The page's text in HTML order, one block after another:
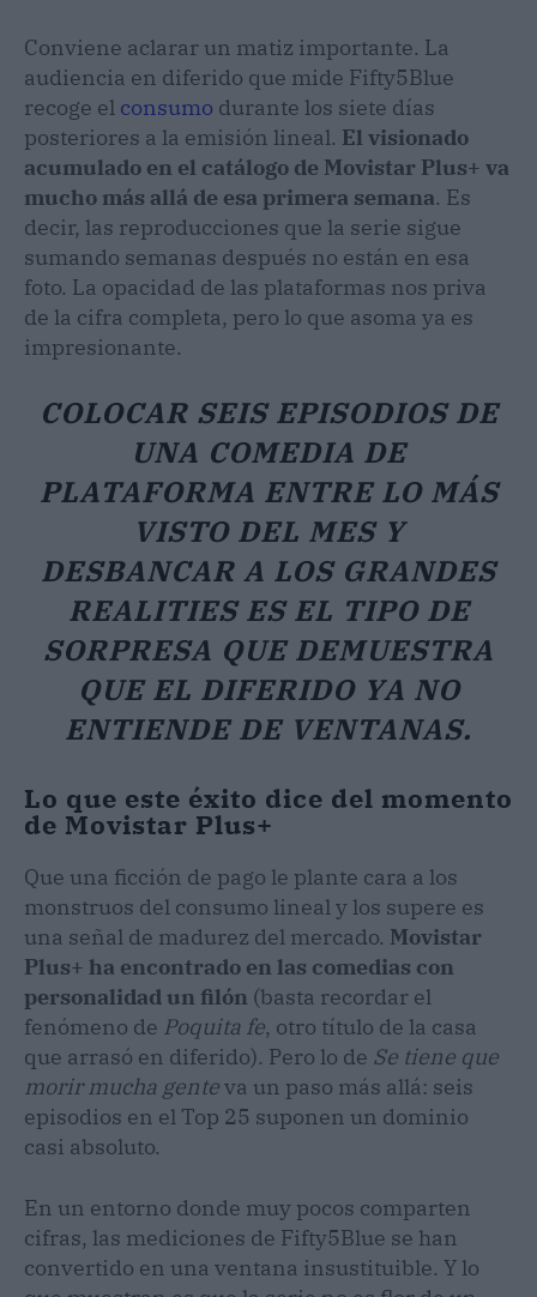
Conviene aclarar un matiz importante. La
audiencia en diferido que mide Fifty5Blue
recoge el consumo durante los siete días
posteriores a la emisión lineal. El visionado
acumulado en el catálogo de Movistar Plus+ va
mucho más allá de esa primera semana. Es
decir, las reproducciones que la serie sigue
sumando semanas después no están en esa
foto. La opacidad de las plataformas nos priva
de la cifra completa, pero lo que asoma ya es
impresionante.
COLOCAR SEIS EPISODIOS DE
UNA COMEDIA DE
PLATAFORMA ENTRE LO MÁS
VISTO DEL MES Y
DESBANCAR A LOS GRANDES
REALITIES ES EL TIPO DE
SORPRESA QUE DEMUESTRA
QUE EL DIFERIDO YA NO
ENTIENDE DE VENTANAS.
Lo que este éxito dice del momento
de Movistar Plus+
Que una ficción de pago le plante cara a los
monstruos del consumo lineal y los supere es
una señal de madurez del mercado. Movistar
Plus+ ha encontrado en las comedias con
personalidad un filón (basta recordar el
fenómeno de Poquita fe, otro título de la casa
que arrasó en diferido). Pero lo de Se tiene que
morir mucha genteva un paso más allá: seis
episodios en el Top 25 suponen un dominio
casi absoluto.
En un entorno donde muy pocos comparten
cifras, las mediciones de Fifty5Blue se han
convertido en una ventana insustituible. Y lo